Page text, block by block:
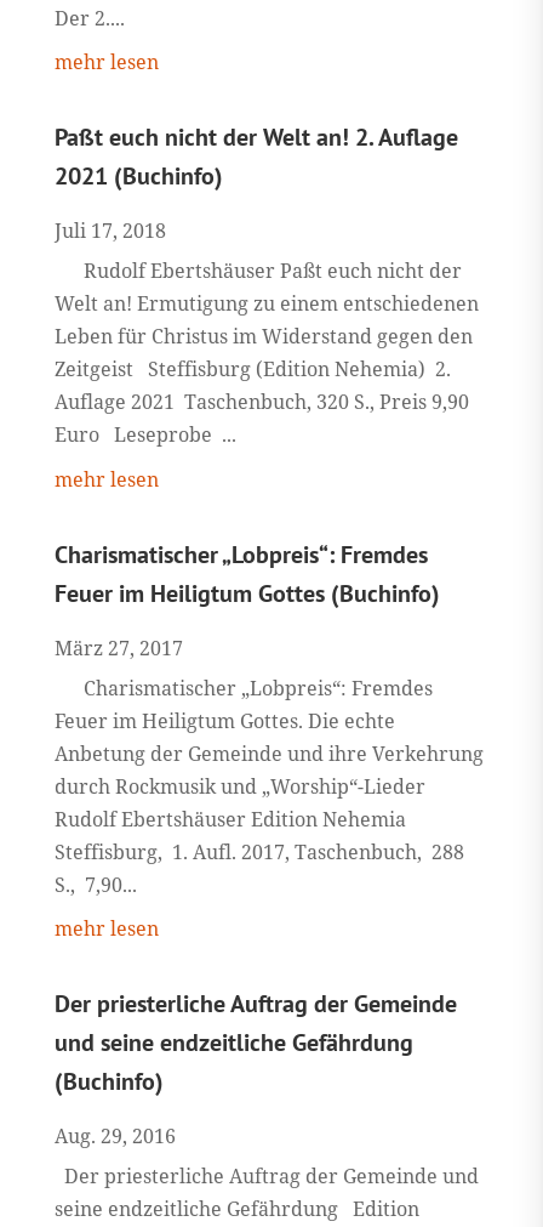
Der 2....
mehr lesen
Paßt euch nicht der Welt an! 2. Auflage
2021 (Buchinfo)
Juli 17, 2018
Rudolf Ebertshäuser Paßt euch nicht der
Welt an! Ermutigung zu einem entschiedenen
Leben für Christus im Widerstand gegen den
Zeitgeist Steffisburg (Edition Nehemia) 2.
Auflage 2021 Taschenbuch, 320 S., Preis 9,90
Euro Leseprobe ...
mehr lesen
Charismatischer „Lobpreis“: Fremdes
Feuer im Heiligtum Gottes (Buchinfo)
März 27, 2017
Charismatischer „Lobpreis“: Fremdes
Feuer im Heiligtum Gottes. Die echte
Anbetung der Gemeinde und ihre Verkehrung
durch Rockmusik und „Worship“-Lieder
Rudolf Ebertshäuser Edition Nehemia
Steffisburg, 1. Aufl. 2017, Taschenbuch, 288
S., 7,90...
mehr lesen
Der priesterliche Auftrag der Gemeinde
und seine endzeitliche Gefährdung
(Buchinfo)
Aug. 29, 2016
Der priesterliche Auftrag der Gemeinde und
seine endzeitliche Gefährdung Edition